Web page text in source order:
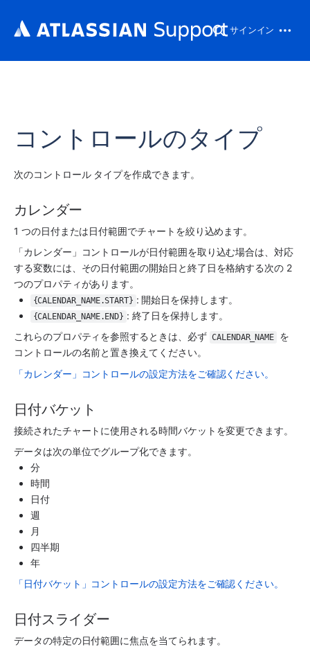
サインイン
コントロールのタイプ
次のコントロール タイプを作成できます。
カレンダー
1 つの日付または日付範囲でチャートを絞り込めます。
「カレンダー」コントロールが日付範囲を取り込む場合は、対応
する変数には、その日付範囲の開始日と終了日を格納する次の 2
つのプロパティがあります。
{CALENDAR_NAME.START} : 開始日を保持します。
{CALENDAR_NAME.END} : 終了日を保持します。
これらのプロパティを参照するときは、必ず CALENDAR_NAME
を
コントロールの名前と置き換えてください。
「カレンダー」コントロールの設定方法をご確認ください。
日付バケット
接続されたチャートに使用される時間バケットを変更できます。
データは次の単位でグループ化できます。
分
時間
日付
週
月
四半期
年
「日付バケット」コントロールの設定方法をご確認ください。
日付スライダー
データの特定の日付範囲に焦点を当てられます。